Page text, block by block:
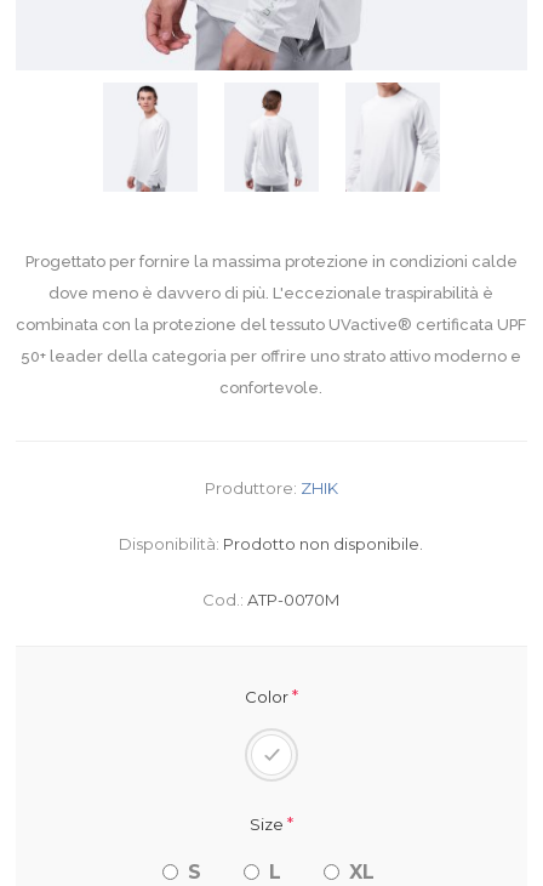
Progettato per fornire la massima protezione in condizioni calde
dove meno è davvero di più. L'eccezionale traspirabilità è
combinata con la protezione del tessuto UVactive® certificata UPF
50+ leader della categoria per offrire uno strato attivo moderno e
confortevole.
Produttore: ZHIK
Disponibilità: Prodotto non disponibile.
Cod.: ATP-0070M
Color*
Size *
S L XL